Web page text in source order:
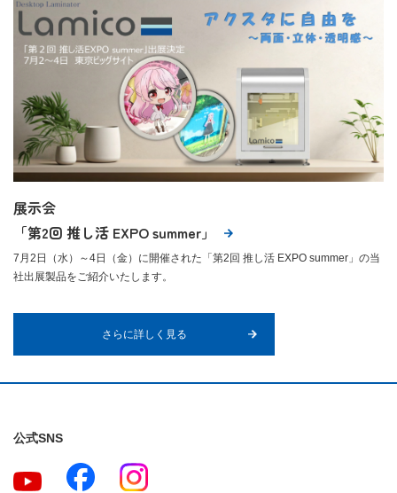
展示会
「第2回 推し活 EXPO summer」
7月2日（水）～4日（金）に開催された「第2回 推し活 EXPO summer」の当
社出展製品をご紹介いたします。
さらに詳しく見る
公式SNS